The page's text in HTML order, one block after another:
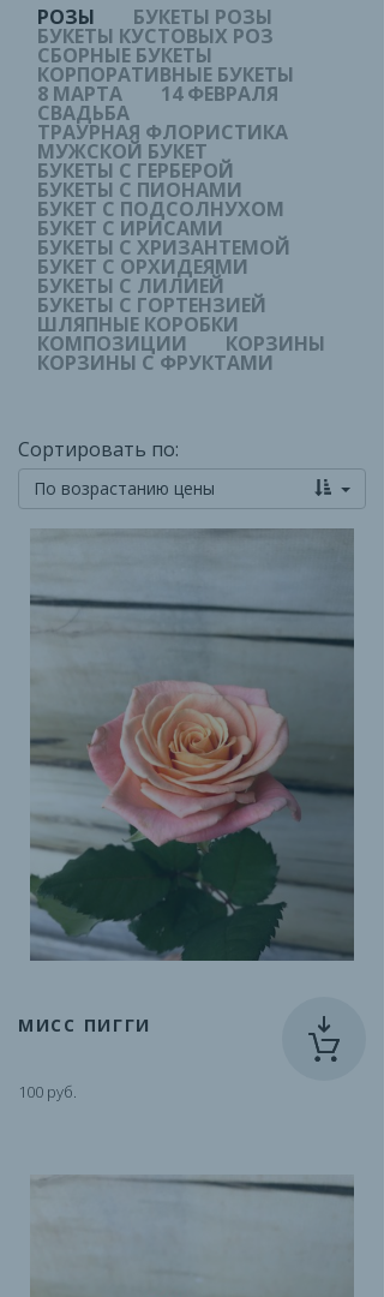
РОЗЫ БУКЕТЫ РОЗЫ
БУКЕТЫ КУСТОВЫХ РОЗ
СБОРНЫЕ БУКЕТЫ
КОРПОРАТИВНЫЕ БУКЕТЫ
8 МАРТА 14 ФЕВРАЛЯ
СВАДЬБА
ТРАУРНАЯ ФЛОРИСТИКА
МУЖСКОЙ БУКЕТ
БУКЕТЫ С ГЕРБЕРОЙ
БУКЕТЫ С ПИОНАМИ
БУКЕТ С ПОДСОЛНУХОМ
БУКЕТ С ИРИСАМИ
БУКЕТЫ С ХРИЗАНТЕМОЙ
БУКЕТ С ОРХИДЕЯМИ
БУКЕТЫ С ЛИЛИЕЙ
БУКЕТЫ С ГОРТЕНЗИЕЙ
ШЛЯПНЫЕ КОРОБКИ
КОМПОЗИЦИИ КОРЗИНЫ
КОРЗИНЫ С ФРУКТАМИ
Сортировать по:
По возрастанию цены
МИСС ПИГГИ
100 руб.